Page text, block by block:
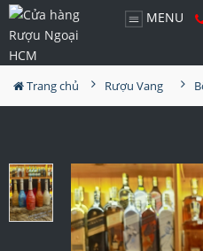
MENU
Trang chủ Rượu Vang